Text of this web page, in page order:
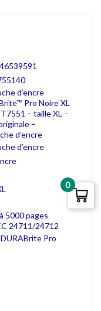
d’encre
Pro Noire XL
– taille XL –
–
d’encre
d’encre
5000 pages
24711/24712
Pro
0